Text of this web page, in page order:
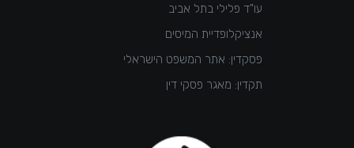
עו"ד פלילי בתל אביב
אנציקלופדיית המיסים
פסקדין: אתר המשפט הישראלי
תקדין: מאגר פסקי דין